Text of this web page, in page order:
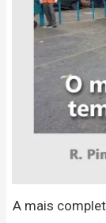
A mais